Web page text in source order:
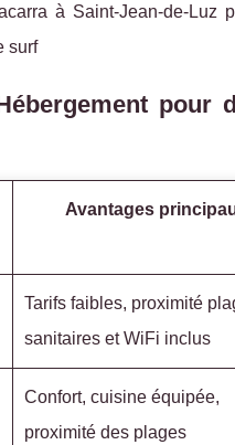
à Saint-Jean-de-Luz
surf
pour
Avantages
Tarifs faibles, proximité
sanitaires et WiFi inclus
Confort, cuisine équipée,
proximité des plages